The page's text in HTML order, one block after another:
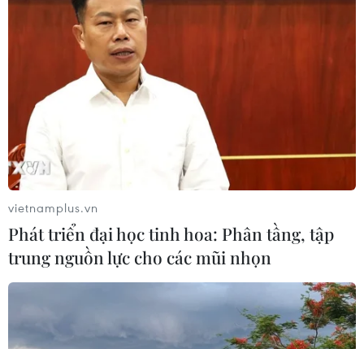
vietnamplus.vn
Phát triển đại học tinh hoa: Phân tầng, tập
trung nguồn lực cho các mũi nhọn